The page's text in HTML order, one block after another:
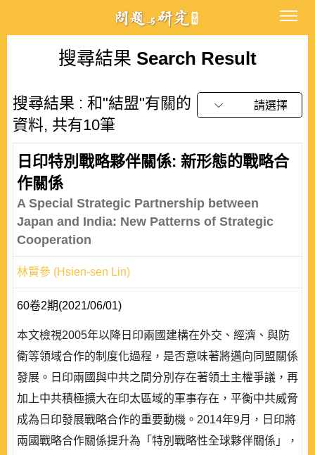
搜尋結果 Search Result
搜尋結果 : 和"結盟"有關的
資料, 共有10筆
請選擇
日印特別戰略夥伴關係: 新形態的戰略合
作關係
A Special Strategic Partnership between
Japan and India: New Patterns of Strategic
Cooperation
林賢參 (Hsien-sen Lin)
60卷2期(2021/06/01)
本文檢視2005年以降日印兩國建構在外交、經濟、與防
衛等領域合作的制度化過程，是否意味著將邁向同盟關係
發展。日印兩國與中共之間分別存在著領土主權爭議，再
加上中共積極擴大在印太區域的軍事存在，平衡中共威脅
成為日印發展戰略合作的重要動機。2014年9月，日印將
兩國戰略合作關係提升為「特別戰略性全球夥伴關係」，